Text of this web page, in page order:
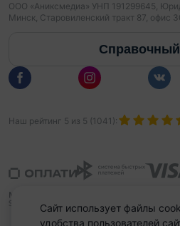
ООО «Аниксмедиа» УНП 191299645,
Минск, Старовиленский тракт 87, офис
Наш рейтинг 5 из 5 1041 ):
Сайт использует файлы
удобства пользователей